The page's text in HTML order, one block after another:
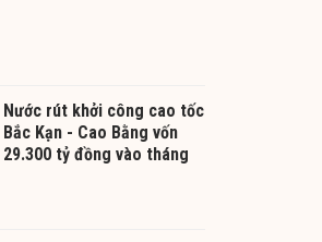
Nước rút khởi công cao tốc
Bắc Kạn - Cao Bằng vốn
29.300 tỷ đồng vào tháng